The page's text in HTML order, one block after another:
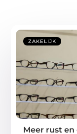
ZAKELIJK
Meer rust